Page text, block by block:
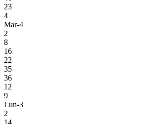
23
4
Mar-4
2
8
16
22
35
36
12
9
Lun-3
2
14